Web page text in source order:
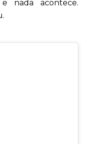
e nada acontece.